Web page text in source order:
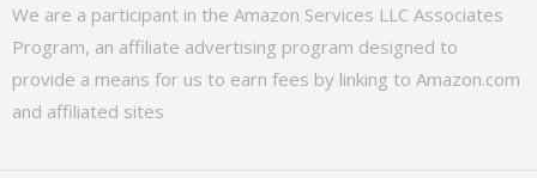
We are a participant in the Amazon Services LLC Associates
Program, an affiliate advertising program designed to
provide a means for us to earn fees by linking to Amazon.com
and affiliated sites